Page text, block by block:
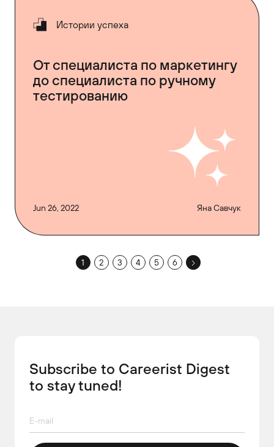
Истории успеха
От специалиста по маркетингу
до специалиста по ручному
тестированию
Jun 26, 2022 Яна Савчук
1 2 3 4 5 6
Subscribe to Careerist Digest
to stay tuned!